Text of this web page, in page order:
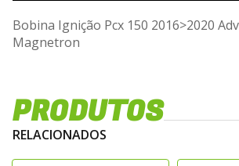
Bobina Ignição Pcx 150 2016>2020
Magnetron
PRODUTOS
RELACIONADOS